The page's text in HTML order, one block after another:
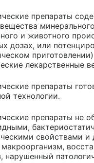
препараты
и животного
дозах, или
приготовлении)
лекарственные
препараты
технологии.
препараты не
свойствами и
нарушенный